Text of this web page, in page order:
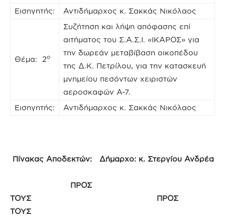
Εισηγητής:
Αντιδήμαρχος κ. Σακκάς Νικόλαος
Θέμα: 2ο
Συζήτηση και λήψη απόφασης επί
αιτήματος του Σ.Α.Σ.Ι. «ΙΚΑΡΟΣ» για
την δωρεάν μεταβίβαση οικοπέδου
της Δ.Κ. Πετρίλου, για την κατασκευή
μνημείου πεσόντων χειριστών
αεροσκαφών Α-7.
Εισηγητής:
Αντιδήμαρχος κ. Σακκάς Νικόλαος
Πίνακας Αποδεκτών: Δήμαρχο: κ. Στεργίου Ανδρέα
ΠΡΟΣ
ΤΟΥΣ ΠΡΟΣ
ΤΟΥΣ